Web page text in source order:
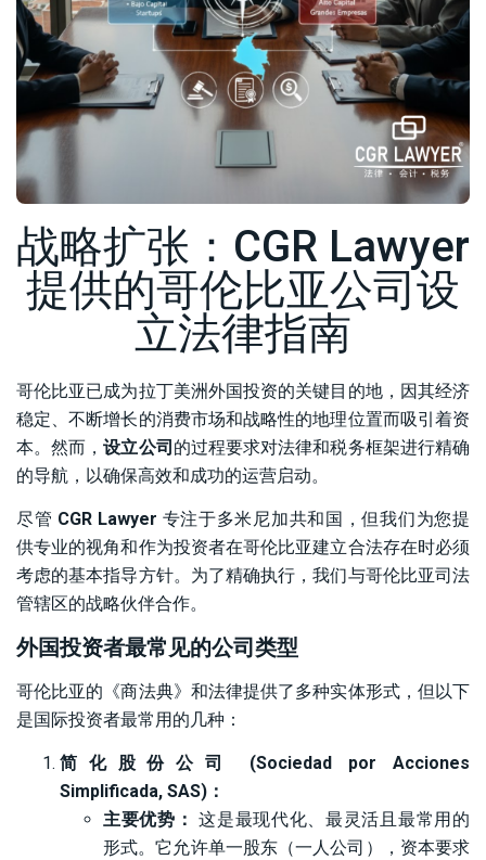
战略扩张：CGR Lawyer
提供的哥伦比亚公司设
立法律指南
哥伦比亚已成为拉丁美洲外国投资的关键目的地，因其经济
稳定、不断增长的消费市场和战略性的地理位置而吸引着资
本。然而，设立公司 的过程要求对法律和税务框架进行精确
的导航，以确保高效和成功的运营启动。
尽管 CGR Lawyer 专注于多米尼加共和国，但我们为您提
供专业的视角和作为投资者在哥伦比亚建立合法存在时必须
考虑的基本指导方针。为了精确执行，我们与哥伦比亚司法
管辖区的战略伙伴合作。
外国投资者最常见的公司类型
哥伦比亚的《商法典》和法律提供了多种实体形式，但以下
是国际投资者最常用的几种：
简化股份公司 (Sociedad por Acciones
Simplificada, SAS)：
主要优势： 这是最现代化、最灵活且最常用的
形式。它允许单一股东（一人公司），资本要求